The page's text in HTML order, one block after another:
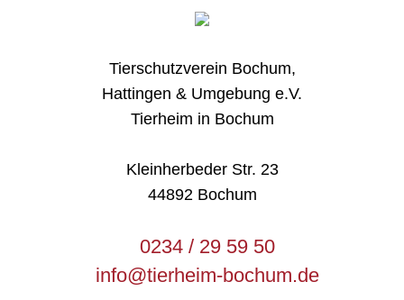
Tierschutzverein Bochum,
Hattingen & Umgebung e.V.
Tierheim in Bochum
Kleinherbeder Str. 23
44892 Bochum
0234 / 29 59 50
info@tierheim-bochum.de